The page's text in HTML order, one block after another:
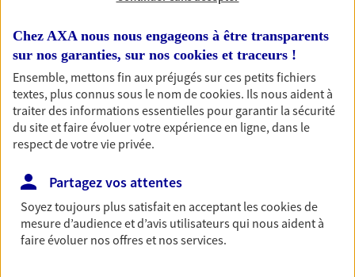
1 résultat correspond à votre
recherche
Passer les
résultats
Sebastien Brethes
Chez AXA nous nous engageons à être transparents
sur nos garanties, sur nos cookies et traceurs !
Ensemble, mettons fin aux préjugés sur ces petits fichiers
textes, plus connus sous le nom decookies. Ils nous aident à
traiter des informations essentielles pour garantir la sécurité
du site et faire évoluer votre expérience en ligne, dans le
respect de votre vie privée.
Partagez vos attentes
Soyez toujours plus satisfait en acceptant lescookiesde
mesure d’audience et d’avis utilisateurs qui nous aident à
faire évoluer nos offres et nos services.